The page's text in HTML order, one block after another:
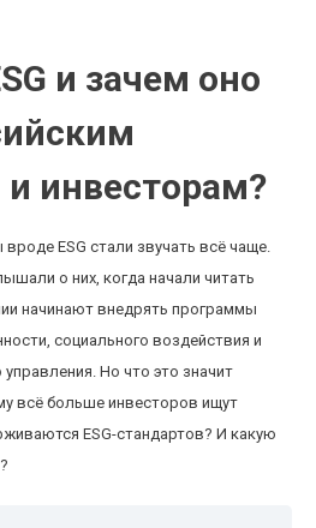
и зачем оно
инвесторам?
ESG стали звучать всё чаще.
о них, когда начали читать
начинают внедрять программы
социального воздействия и
Но что это значит
всё больше инвесторов ищут
ESG-стандартов? И какую